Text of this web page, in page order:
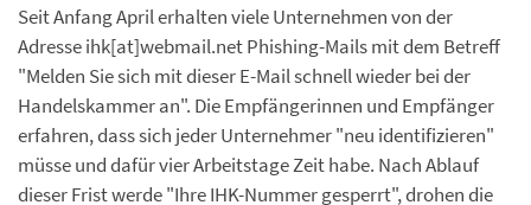
Seit Anfang April erhalten viele Unternehmen von der
Adresse ihk[at]webmail.net Phishing-Mails mit dem Betreff
"Melden Sie sich mit dieser E-Mail schnell wieder bei der
Handelskammer an". Die Empfängerinnen und Empfänger
erfahren, dass sich jeder Unternehmer "neu identifizieren"
müsse und dafür vier Arbeitstage Zeit habe. Nach Ablauf
dieser Frist werde "Ihre IHK-Nummer gesperrt", drohen die